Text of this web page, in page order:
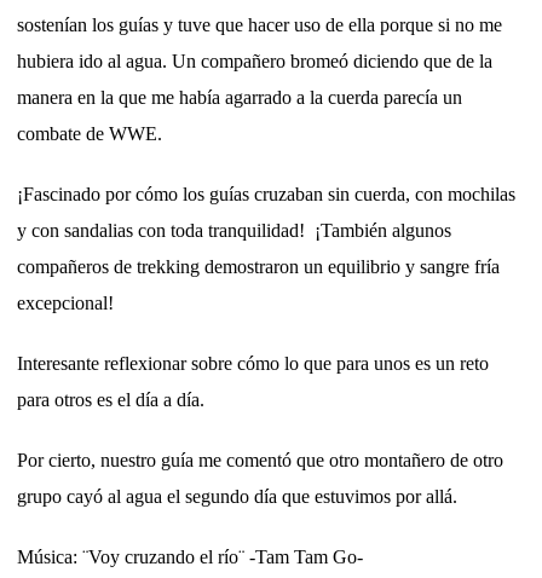
sostenían los guías y tuve que hacer uso de ella porque si no me
hubiera ido al agua. Un compañero bromeó diciendo que de la
manera en la que me había agarrado a la cuerda parecía un
combate de WWE.
¡Fascinado por cómo los guías cruzaban sin cuerda, con mochilas
y con sandalias con toda tranquilidad! ¡También algunos
compañeros de trekking demostraron un equilibrio y sangre fría
excepcional!
Interesante reflexionar sobre cómo lo que para unos es un reto
para otros es el día a día.
Por cierto, nuestro guía me comentó que otro montañero de otro
grupo cayó al agua el segundo día que estuvimos por allá.
Música: ¨Voy cruzando el río¨ -Tam Tam Go-